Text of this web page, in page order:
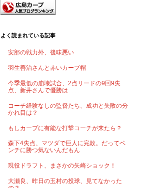
よく読まれている記事
安部の戦力外、後味悪い
羽生善治さんと赤いカープ帽
今季最低の崩壊試合、2点リードの9回9失
点、新井さんで優勝は……
コーチ経験なしの監督たち、成功と失敗の分
かれ目は？
もしカープに有能な打撃コーチが来たら？
森下4失点、マツダで巨人に完敗。だってベ
ンチに勝つ気ないんだもん
現役ドラフト、まさかの矢崎ショック！
大瀬良、昨日の玉村の投球、見てなかった